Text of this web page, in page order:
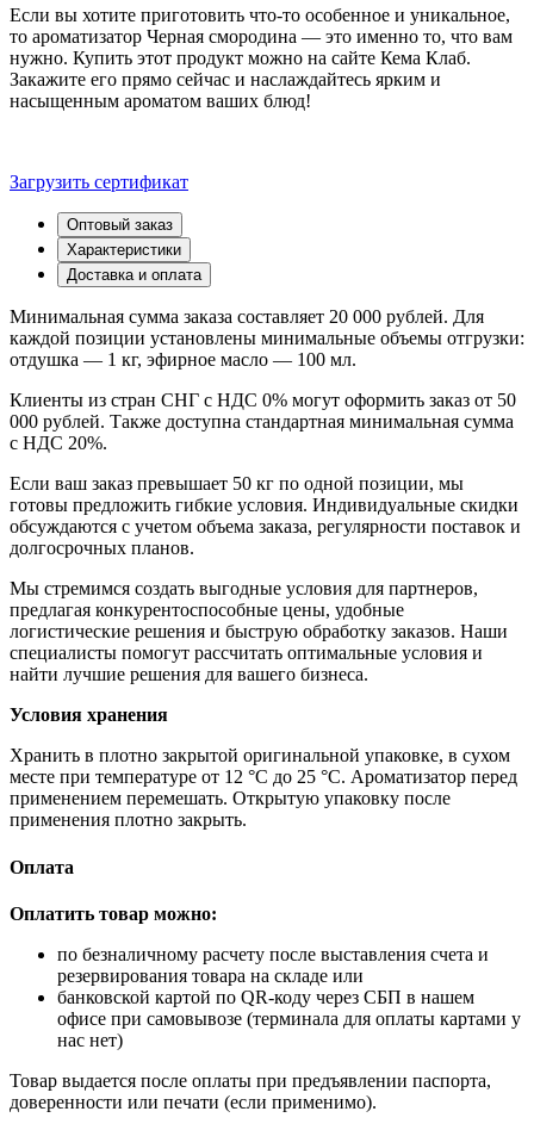
Если вы хотите приготовить что-то особенное и уникальное,
то ароматизатор Черная смородина — это именно то, что вам
нужно. Купить этот продукт можно на сайте Кема Клаб.
Закажите его прямо сейчас и наслаждайтесь ярким и
насыщенным ароматом ваших блюд!
Загрузить сертификат
Оптовый заказ
Характеристики
Доставка и оплата
Минимальная сумма заказа составляет 20 000 рублей. Для
каждой позиции установлены минимальные объемы отгрузки:
отдушка — 1 кг, эфирное масло — 100 мл.
Клиенты из стран СНГ с НДС 0% могут оформить заказ от 50
000 рублей. Также доступна стандартная минимальная сумма
с НДС 20%.
Если ваш заказ превышает 50 кг по одной позиции, мы
готовы предложить гибкие условия. Индивидуальные скидки
обсуждаются с учетом объема заказа, регулярности поставок и
долгосрочных планов.
Мы стремимся создать выгодные условия для партнеров,
предлагая конкурентоспособные цены, удобные
логистические решения и быструю обработку заказов. Наши
специалисты помогут рассчитать оптимальные условия и
найти лучшие решения для вашего бизнеса.
Условия хранения
Хранить в плотно закрытой оригинальной упаковке, в сухом
месте при температуре от 12 °C до 25 °C. Ароматизатор перед
применением перемешать. Открытую упаковку после
применения плотно закрыть.
Оплата
Оплатить товар можно:
по безналичному расчету после выставления счета и
резервирования товара на складе или
банковской картой по QR-коду через СБП в нашем
офисе при самовывозе (терминала для оплаты картами у
нас нет)
Товар выдается после оплаты при предъявлении паспорта,
доверенности или печати (если применимо).